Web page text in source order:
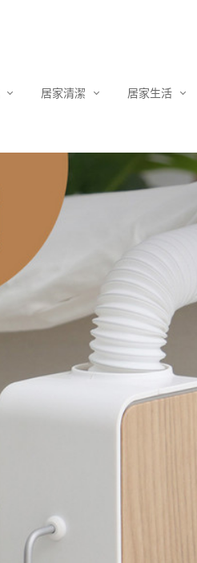
居家清潔 居家生活